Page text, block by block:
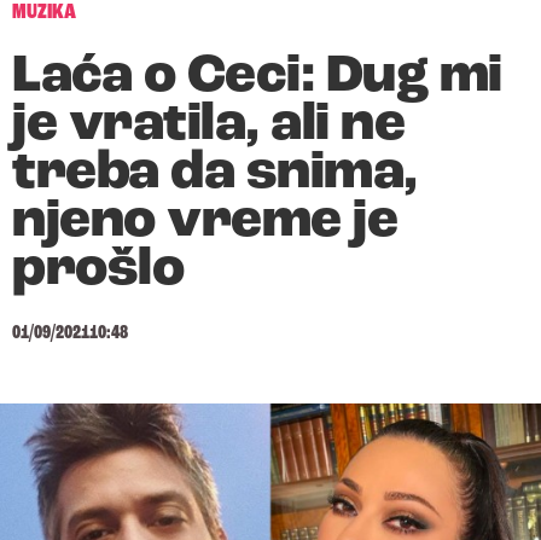
MUZIKA
Laća o Ceci: Dug mi
je vratila, ali ne
treba da snima,
njeno vreme je
prošlo
01/09/202110:48